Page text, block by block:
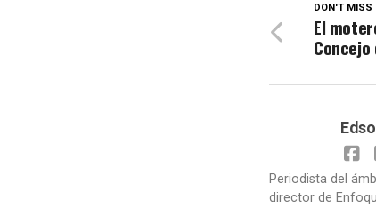
DON'T MISS
El
Periodista del
director de